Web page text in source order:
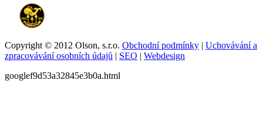
Copyright © 2012 Olson, s.r.o. Obchodní podmínky | Uchovávání a
zpracovávání osobních údajů | SEO | Webdesign
googlef9d53a32845e3b0a.html